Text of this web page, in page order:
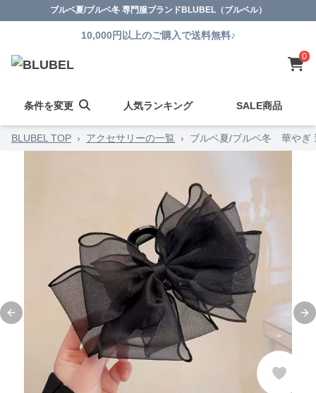
ブルベ夏/ブルベ冬 専門服ブランドBLUBEL（ブルベル）
10,000円以上のご購入で送料無料♪
0
条件を変更 人気ランキング SALE商品
BLUBEL TOP › アクセサリーの一覧 › ブルベ夏/ブルベ冬 華やぎ
Previous slide